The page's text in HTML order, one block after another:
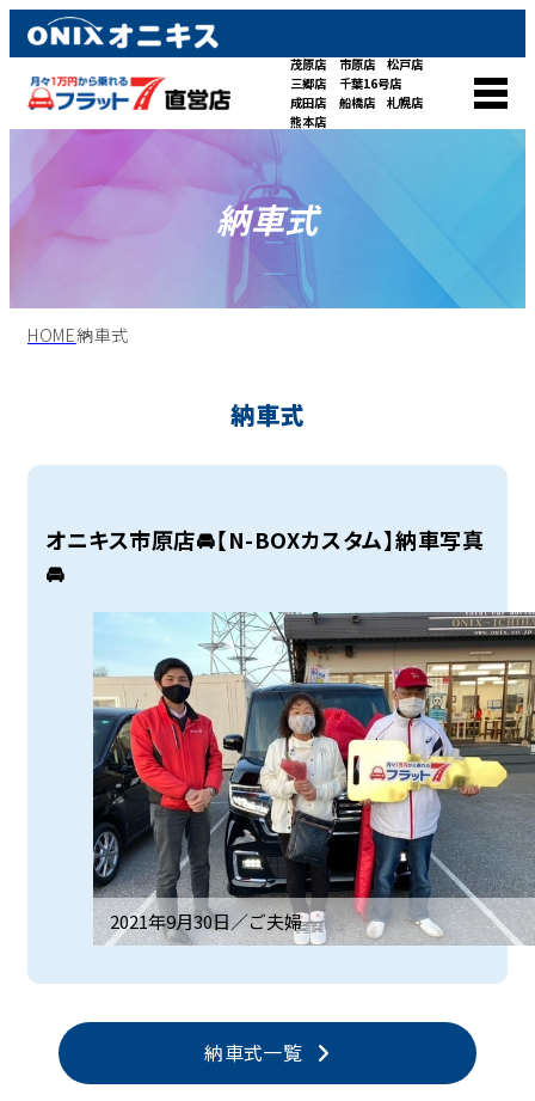
茂原店 市原店
松戸店
三郷店
千葉16号店
成田店
船橋店
札幌店
熊本店
納車式
HOME納車式
納車式
オニキス市原店🚘【N-BOXカスタム】納車写真
🚘
2021年9月30日／ご夫婦
納車式一覧